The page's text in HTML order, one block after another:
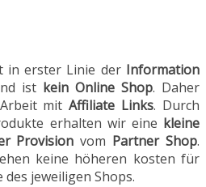
in erster Linie der Information
ist kein Online Shop. Daher
mitAffiliate Links. Durch
erhalten wir eine kleine
Provision vom Partner Shop.
keine höheren kosten für
des jeweiligen Shops.